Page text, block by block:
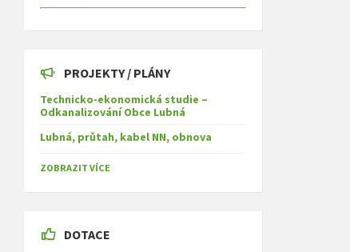
PROJEKTY / PLÁNY
Technicko-ekonomická studie –
Odkanalizování Obce Lubná
Lubná, průtah, kabel NN, obnova
ZOBRAZIT VÍCE
DOTACE